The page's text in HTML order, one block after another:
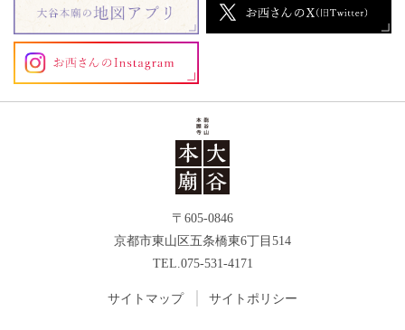
〒605-0846
京都市東山区五条橋東6丁目514
TEL.075-531-4171
サイトマップ サイトポリシー